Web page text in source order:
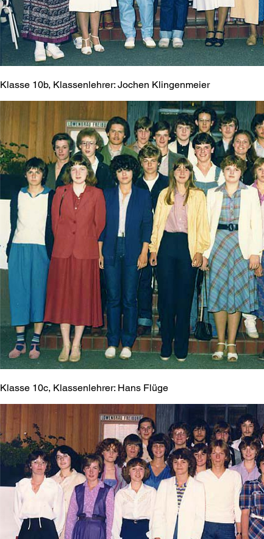
Klasse 10b, Klassenlehrer: Jochen Klingenmeier
Klasse 10c, Klassenlehrer: Hans Flüge